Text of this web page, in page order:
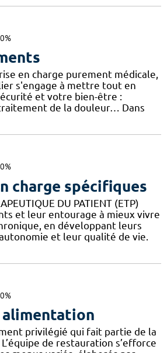
en charge purement médicale,
s'engage à mettre tout en
et votre bien-être :
de la douleur… Dans
charge spécifiques
DU PATIENT (ETP)
et leur entourage à mieux vivre
en développant leurs
et leur qualité de vie.
privilégié qui fait partie de la
de restauration s’efforce